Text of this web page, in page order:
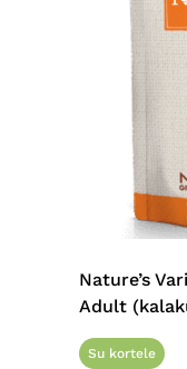
Nature’s
Adult
Su kortele